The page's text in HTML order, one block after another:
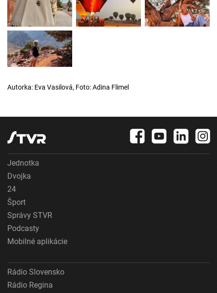
Autorka: Eva Vasilová, Foto: Adina Flimel
Jednotka
Dvojka
24
Šport
Správy STVR
Podcasty
Mobilné aplikácie
Rádio Slovensko
Rádio Regina